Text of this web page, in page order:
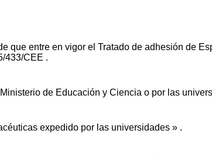
que entre en vigor el Tratado de adhesión de
433/CEE .
de Educación y Ciencia o por las
expedido por las universidades » .